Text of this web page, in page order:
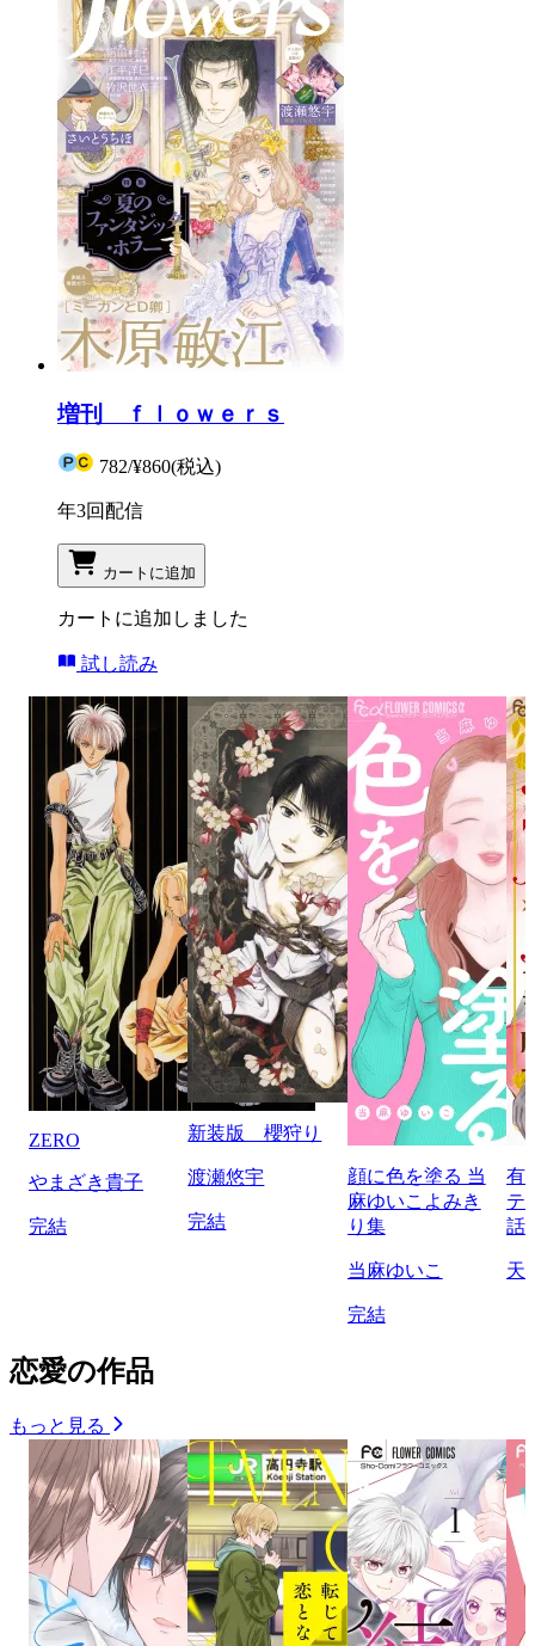
増刊 ｆｌｏｗｅｒｓ
782/¥860(税込)
年3回配信
カートに追加
カートに追加しました
試し読み
ZERO
やまざき貴子
完結
新装版 櫻狩り
渡瀬悠宇
完結
顔に色を塗る 当
麻ゆいこよみき
り集
当麻ゆいこ
完結
有
テ
話
天
恋愛の作品
もっと見る